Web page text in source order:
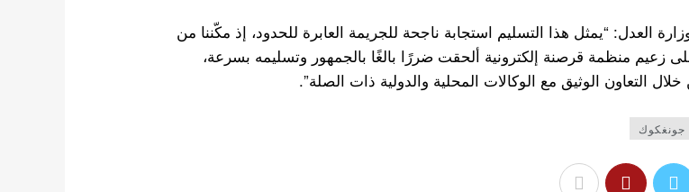
العدل: “يمثل هذا التسليم استجابة ناجحة للجريمة العابرة للحدود، إذ مكّننا من
زعيم منظمة قرصنة إلكترونية ألحقت ضررًا بالغًا بالجمهور وتسليمه بسرعة،
التعاون الوثيق مع الوكالات المحلية والدولية ذات الصلة”.
جونغكوك